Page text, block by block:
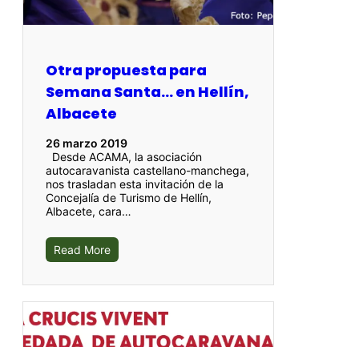
Otra propuesta para
Semana Santa… en Hellín,
Albacete
26 marzo 2019
Desde ACAMA, la asociación
autocaravanista castellano-manchega,
nos trasladan esta invitación de la
Concejalía de Turismo de Hellín,
Albacete, cara…
Read More